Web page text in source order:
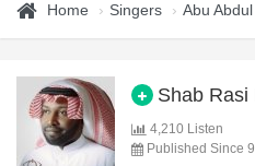
Home Singers Abu
Shab Rasi
4,210 Listen
Published Since